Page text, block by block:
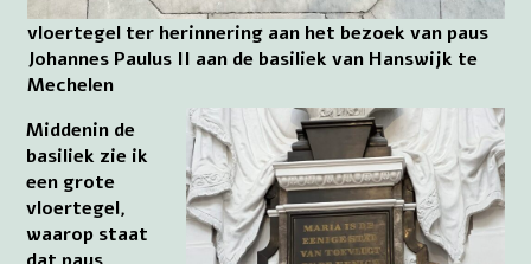
vloertegel ter herinnering aan het bezoek van paus
Johannes Paulus II aan de basiliek van Hanswijk te
Mechelen
Middenin de
basiliek zie ik
een grote
vloertegel,
waarop staat